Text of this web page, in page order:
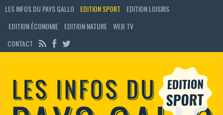
LES INFOS DU PAYS GALLO EDITION SPORT
EDITION LOISIRS
EDITION ÉCONOMIE
EDITION NATURE WEB TV
CONTACT